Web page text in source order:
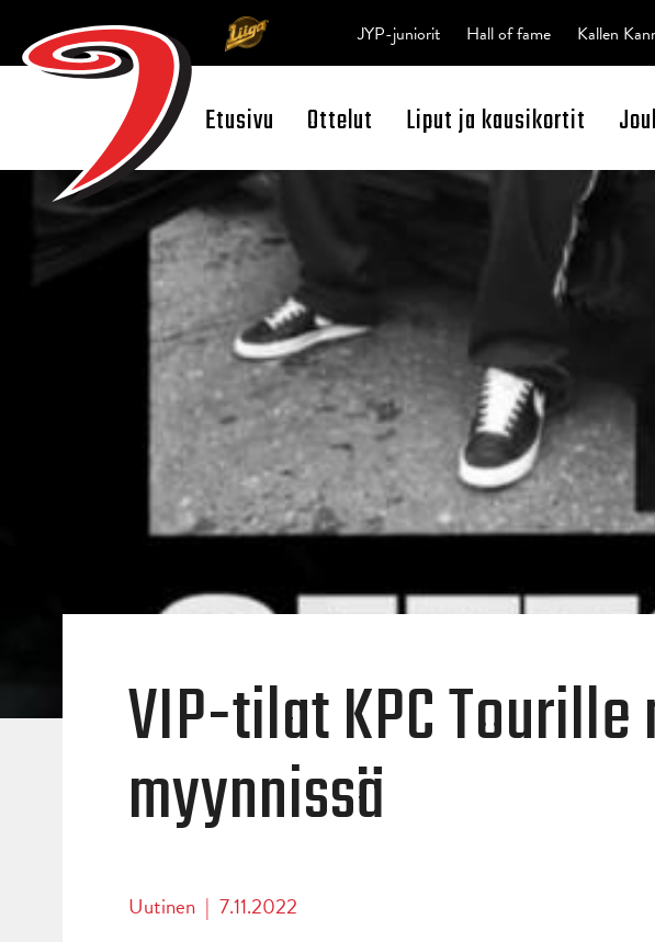
Open Search
Etusivu Ottelut Liput ja kausikortit
JYP-juniorit Hall of fame Kallen
VIP-tilat KPC
myynnissä
Uutinen | 7.11.2022